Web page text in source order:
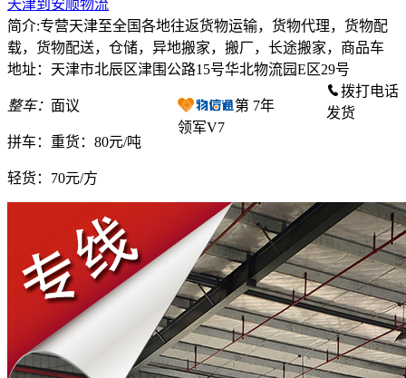
天津到安顺物流
简介:专营天津至全国各地往返货物运输，货物代理，货物配
载，货物配送，仓储，异地搬家，搬厂，长途搬家，商品车
地址：天津市北辰区津围公路15号华北物流园E区29号
整车： 面议
拼车： 重货：80元/吨
轻货： 70元/方
第 7年
领军V7
拨打电话
发货